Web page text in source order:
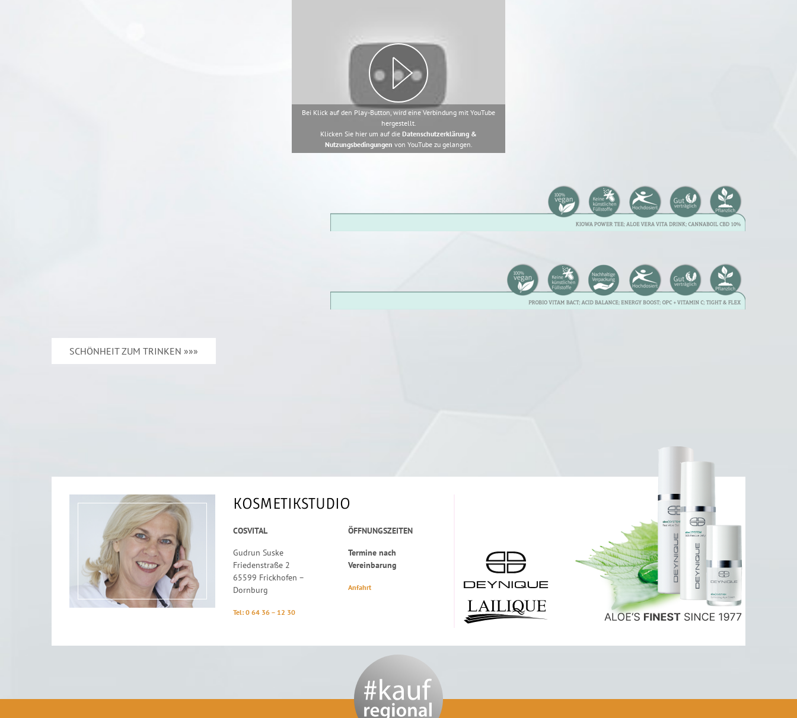
Bei Klick auf den Play-Button, wird eine Verbindung mit YouTube
hergestellt.
Klicken Sie hier um auf die Datenschutzerklärung &
Nutzungsbedingungen von YouTube zu gelangen.
SCHÖNHEIT ZUM TRINKEN »»»
KOSMETIKSTUDIO
COSVITAL
Gudrun Suske
Friedenstraße 2
65599 Frickhofen –
Dornburg
Tel: 0 64 36 – 12 30
ÖFFNUNGSZEITEN
Termine nach
Vereinbarung
Anfahrt